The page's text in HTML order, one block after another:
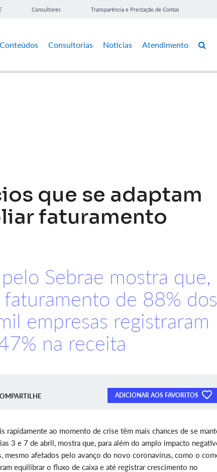
Consultores Transparência e Prestação de Contas
Conteúdos Consultorias Notícias Atendimento
que se adaptam
faturamento
Sebrae mostra que,
de 88% dos
empresas registraram
na receita
ADICIONAR AOS FAVORITOS
rapidamente ao momento de crise têm mais chances de se
3 e 7 de abril, mostra que, para além do amplo impacto
mesmo afetados pelo avanço do novo coronavírus, como o
equilibrar o fluxo de caixa e até registrar crescimento no